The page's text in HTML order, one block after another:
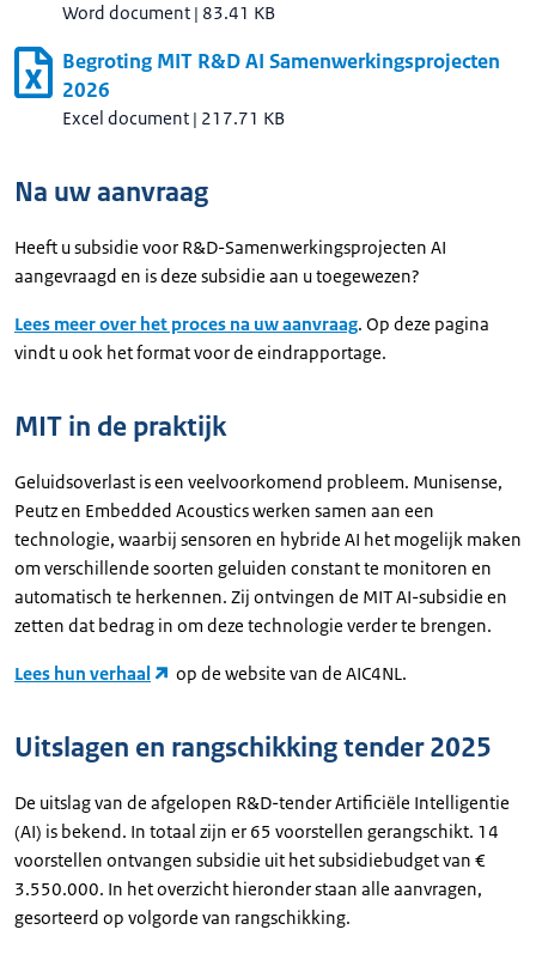
Word document | 83.41 KB
Begroting MIT R&D AI Samenwerkingsprojecten
2026
Excel document | 217.71 KB
Na uw aanvraag
Heeft u subsidie voor R&D-Samenwerkingsprojecten AI
aangevraagd en is deze subsidie aan u toegewezen?
Lees meer over het proces na uw aanvraag. Op deze pagina
vindt u ook het format voor de eindrapportage.
MIT in de praktijk
Geluidsoverlast is een veelvoorkomend probleem. Munisense,
Peutz en Embedded Acoustics werken samen aan een
technologie, waarbij sensoren en hybride AI het mogelijk maken
om verschillende soorten geluiden constant te monitoren en
automatisch te herkennen. Zij ontvingen de MIT AI-subsidie en
zetten dat bedrag in om deze technologie verder te brengen.
Lees hun verhaal op de website van de AIC4NL.
Uitslagen en rangschikking tender 2025
De uitslag van de afgelopen R&D-tender Artificiële Intelligentie
(AI) is bekend. In totaal zijn er 65 voorstellen gerangschikt. 14
voorstellen ontvangen subsidie uit het subsidiebudget van €
3.550.000. In het overzicht hieronder staan alle aanvragen,
gesorteerd op volgorde van rangschikking.